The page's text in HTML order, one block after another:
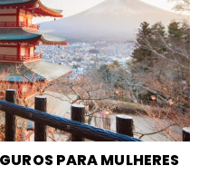
PARA MULHERES